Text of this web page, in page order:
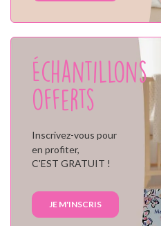
Échantillons
offerts
Inscrivez-vous pour
en profiter,
C'EST GRATUIT !
JE M'INSCRIS